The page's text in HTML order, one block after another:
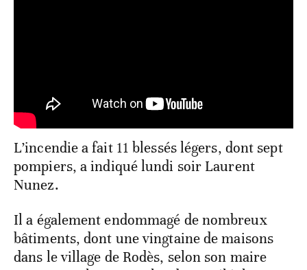
L’incendie a fait 11 blessés légers, dont sept
pompiers, a indiqué lundi soir Laurent
Nunez.
Il a également endommagé de nombreux
bâtiments, dont une vingtaine de maisons
dans le village de Rodès, selon son maire